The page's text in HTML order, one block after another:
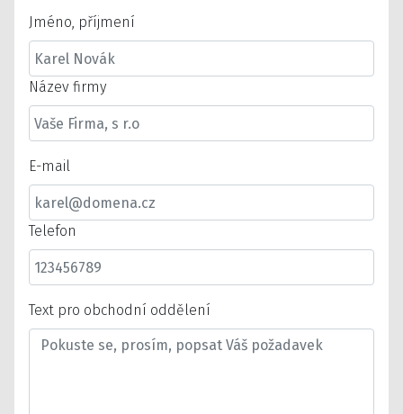
Jméno, příjmení
Název firmy
E-mail
Telefon
Text pro obchodní oddělení